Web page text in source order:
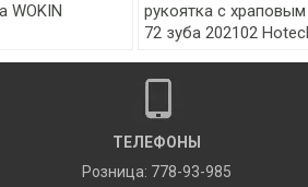
WOKIN
рукоятка с
72 зуба 202102
ТЕЛЕФОНЫ
Розница: 778-93-985